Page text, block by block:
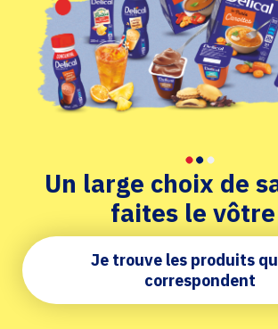
Un large choix de
faites le
Je trouve les produits
correspondent